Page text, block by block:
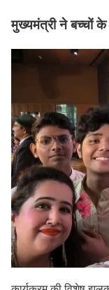
मुख्यमंत्री ने बच्चों